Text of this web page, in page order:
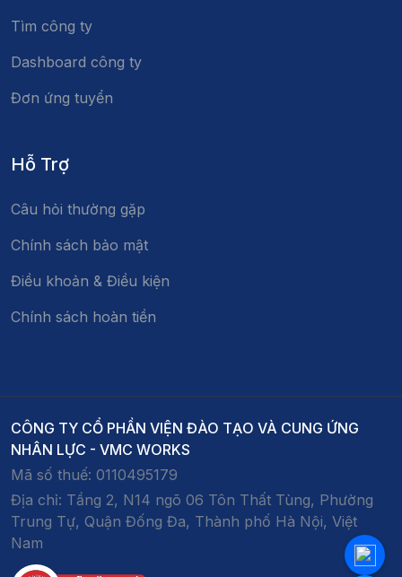
Tìm công ty
Dashboard công ty
Đơn ứng tuyển
Hỗ Trợ
Câu hỏi thường gặp
Chính sách bảo mật
Điều khoản & Điều kiện
Chính sách hoàn tiền
CÔNG TY CỔ PHẦN VIỆN ĐÀO TẠO VÀ CUNG ỨNG
NHÂN LỰC - VMC WORKS
Mã số thuế: 0110495179
Địa chỉ: Tầng 2, N14 ngõ 06 Tôn Thất Tùng, Phường
Trung Tự, Quận Đống Đa, Thành phố Hà Nội, Việt
Nam